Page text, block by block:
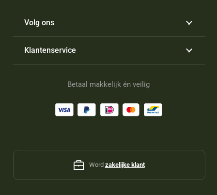
Volg ons
Klantenservice
Betaal makkelijk én veilig
Word zakelijke klant